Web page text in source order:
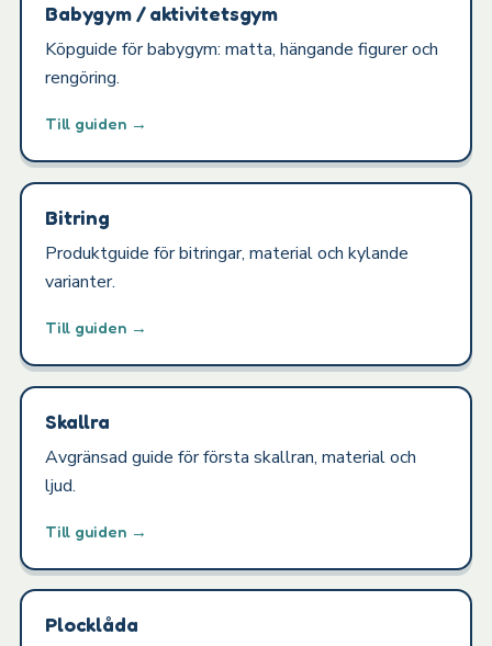
Babygym / aktivitetsgym
Köpguide för babygym: matta, hängande figurer och
rengöring.
Till guiden →
Bitring
Produktguide för bitringar, material och kylande
varianter.
Till guiden →
Skallra
Avgränsad guide för första skallran, material och
ljud.
Till guiden →
Plocklåda